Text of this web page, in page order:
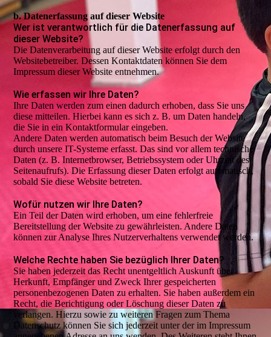
b. Datenerfassung auf dieser Website
Wer ist verantwortlich für die Datenerfassung auf
dieser Website?
Die Datenverarbeitung auf dieser Website erfolgt durch den
Websitebetreiber. Dessen Kontaktdaten können Sie dem
Impressum dieser Website entnehmen.
Wie erfassen wir Ihre Daten?
Ihre Daten werden zum einen dadurch erhoben, dass Sie uns
diese mitteilen. Hierbei kann es sich z. B. um Daten handeln,
die Sie in ein Kontaktformular eingeben.
Andere Daten werden automatisch beim Besuch der Website
durch unsere IT-Systeme erfasst. Das sind vor allem technische
Daten (z. B. Internetbrowser, Betriebssystem oder Uhrzeit des
Seitenaufrufs). Die Erfassung dieser Daten erfolgt automatisch,
sobald Sie diese Website betreten.
Wofür nutzen wir Ihre Daten?
Ein Teil der Daten wird erhoben, um eine fehlerfreie
Bereitstellung der Website zu gewährleisten. Andere Daten
können zur Analyse Ihres Nutzerverhaltens verwendet werden.
Welche Rechte haben Sie bezüglich Ihrer Daten?
Sie haben jederzeit das Recht unentgeltlich Auskunft über
Herkunft, Empfänger und Zweck Ihrer gespeicherten
personenbezogenen Daten zu erhalten. Sie haben außerdem ein
Recht, die Berichtigung oder Löschung dieser Daten zu
verlangen. Hierzu sowie zu weiteren Fragen zum Thema
Datenschutz können Sie sich jederzeit unter der im Impressum